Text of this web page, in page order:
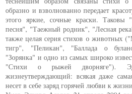
образно и взволнованно передает
этого яркие, сочные краски.
песня", "Таежный родник", "Лесная
также целая серия стихов о животных
тигр", "Пеликан", "Баллада о
"Зорянка" и одно из самых широко
"Стихи о рыжей дворняге").
жизнеутверждающий: всякая даже
несет в себе заряд горячей любви к